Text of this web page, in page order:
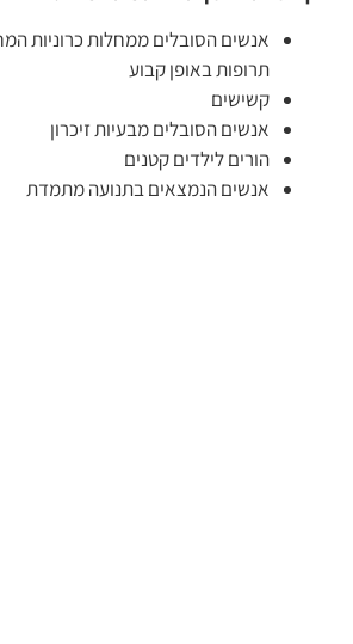
אנשים הסובלים ממחלות כרוניות
תרופות באופן קבוע
קשישים
אנשים הסובלים מבעיות זיכרון
הורים לילדים קטנים
אנשים הנמצאים בתנועה מתמדת